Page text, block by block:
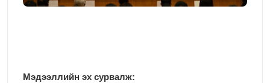
Мэдээллийн эх сурвалж: